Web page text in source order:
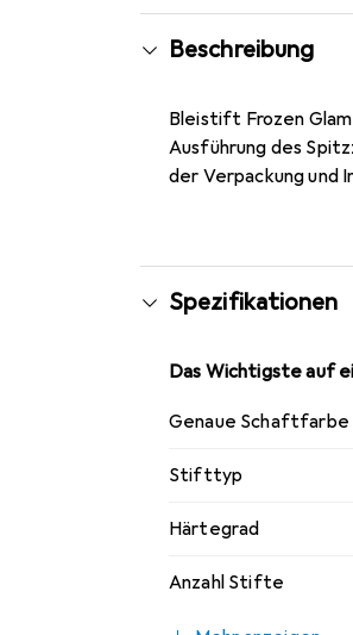
Beschreibung
Bleistift Frozen
Ausführung des
der Verpackung und
Spezifikationen
Das Wichtigste auf
Genaue Schaftfarbe
Stifttyp
Härtegrad
Anzahl Stifte